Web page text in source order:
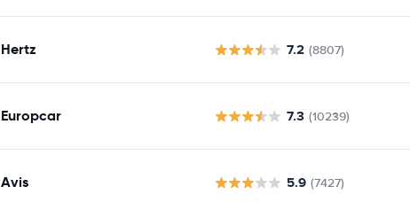
Hertz 7.2 (8807)
Europcar 7.3 (10239)
Avis 5.9 (7427)